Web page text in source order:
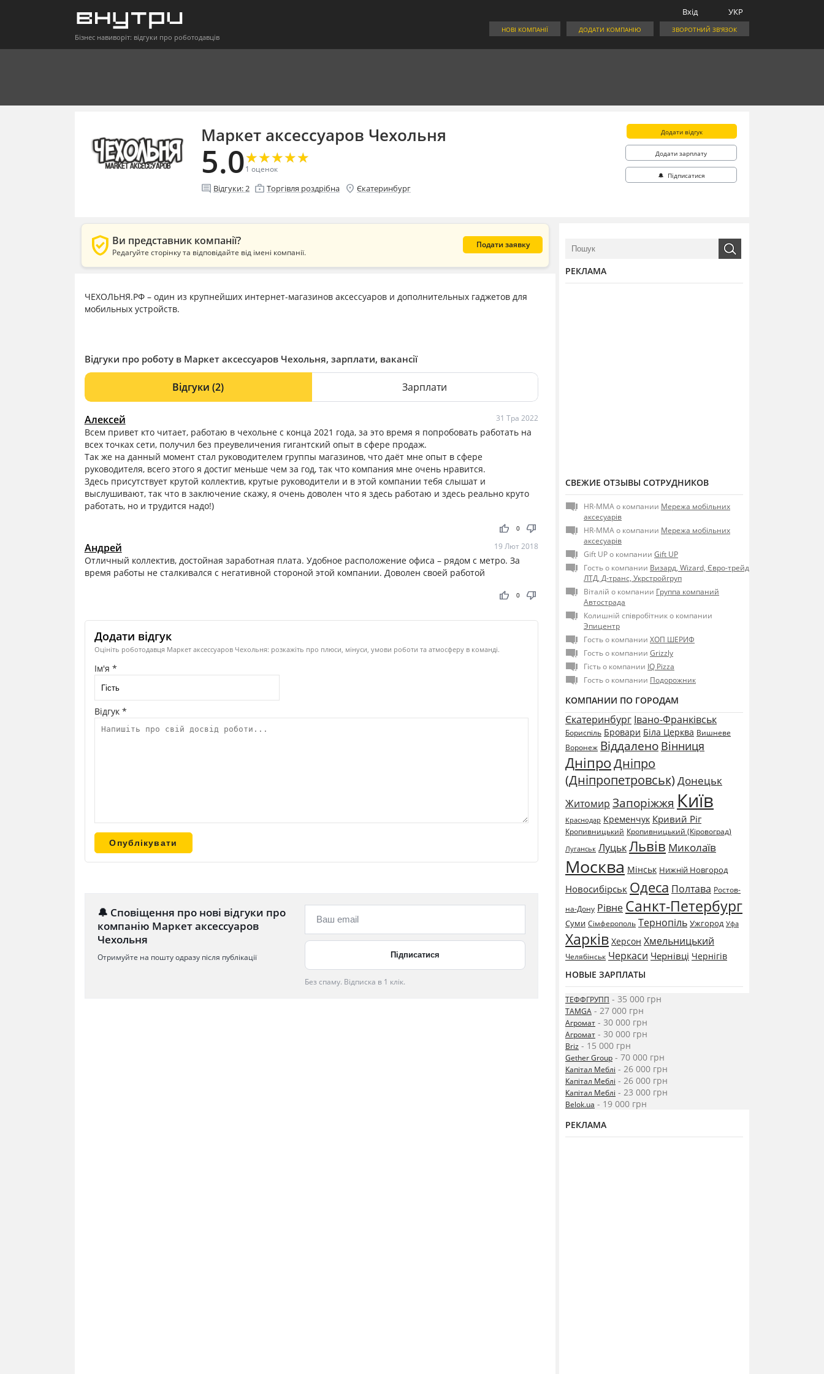
Бізнес навиворіт: відгуки про роботодавців
УКР
Вхід
ЗВОРОТНИЙ ЗВ'ЯЗОК
ДОДАТИ КОМПАНІЮ
НОВІ КОМПАНІЇ
Маркет аксессуаров Чехольня
5.0★
★★
★★
★★
★★
★
1 оценок
comment Відгуки:2 enterprise Торгівля роздрібна location_on Єкатеринбург
Додати відгук
Додати зарплату
🔔 Підписатися
verified_user Ви представник компанії?
Редагуйте сторінку та відповідайте від імені компанії.
Подати заявку
ЧЕХОЛЬНЯ.РФ – один из крупнейших интернет-магазинов аксессуаров и дополнительных гаджетов для
мобильных устройств.
Відгуки про роботу в Маркет аксессуаров Чехольня, зарплати, вакансії
Відгуки(2) Зарплати
Алексей 31 Тра 2022
Всем привет кто читает, работаю в чехольне с конца 2021 года, за это время я попробовать работать на
всех точках сети, получил без преувеличения гигантский опыт в сфере продаж.
Так же на данный момент стал руководителем группы магазинов, что даёт мне опыт в сфере
руководителя, всего этого я достиг меньше чем за год, так что компания мне очень нравится.
Здесь присутствует крутой коллектив, крутые руководители и в этой компании тебя слышат и
выслушивают, так что в заключение скажу, я очень доволен что я здесь работаю и здесь реально круто
работать, но и трудится надо!)
thumb_up thumb_down
0
Андрей 19 Лют 2018
Отличный коллектив, достойная заработная плата. Удобное расположение офиса – рядом с метро. За
время работы не сталкивался с негативной стороной этой компании. Доволен своей работой
thumb_up thumb_down
0
Додати відгук
Оцініть роботодавця Маркет аксессуаров Чехольня: розкажіть про плюси, мінуси, умови роботи та атмосферу в команді.
Ім'я *
Відгук *
🔔 Сповіщення про нові відгуки про
компанію Маркет аксессуаров
Чехольня
Отримуйте на пошту одразу після публікації
Без спаму. Відписка в 1 клік.
РЕКЛАМА
СВЕЖИЕ ОТЗЫВЫ СОТРУДНИКОВ
HR-MMA о компании Мережа мобільних
аксесуарів
HR-MMA о компании Мережа мобільних
аксесуарів
Gift UP о компании Gift UP
Гость о компании Визард, Wizard, Євро-трейд
ЛТД, Д-транс, Укрстройгруп
Віталій о компании Группа компаний
Автострада
Колишній співробітник о компании
Эпицентр
Гость о компании ХОП ШЕРИФ
Гость о компании Grizzly
Гість о компании IQ Pizza
Гость о компании Подорожник
КОМПАНИИ ПО ГОРОДАМ
Єкатеринбург Івано-Франківськ
Бориспіль Бровари Біла Церква Вишневе
Воронеж Віддалено Вінниця
ДніпроДніпро
(Дніпропетровськ) Донецьк
Житомир Запоріжжя Київ
Краснодар Кременчук Кривий Ріг
Кропивницький Кропивницький (Кіровоград)
Луганськ ЛуцькЛьвів Миколаїв
Москва Мінськ Нижній Новгород
Новосибірськ Одеса Полтава Ростов-
на-Дону Рівне Санкт-Петербург
Суми Сімферополь Тернопіль Ужгород Уфа
Харків Херсон Хмельницький
Челябінськ Черкаси Чернівці Чернігів
НОВЫЕ ЗАРПЛАТЫ
ТЕФФГРУПП - 35 000 грн
TAMGA - 27 000 грн
Агромат - 30 000 грн
Агромат - 30 000 грн
Briz - 15 000 грн
Gether Group - 70 000 грн
Капітал Меблі - 26 000 грн
Капітал Меблі - 26 000 грн
Капітал Меблі - 23 000 грн
Belok.ua - 19 000 грн
РЕКЛАМА